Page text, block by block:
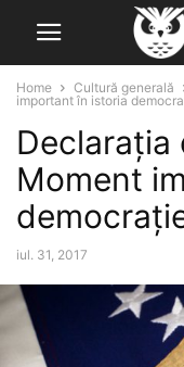
Home Cultură generală
important în istoria
Declarația
Moment
iul. 31, 2017